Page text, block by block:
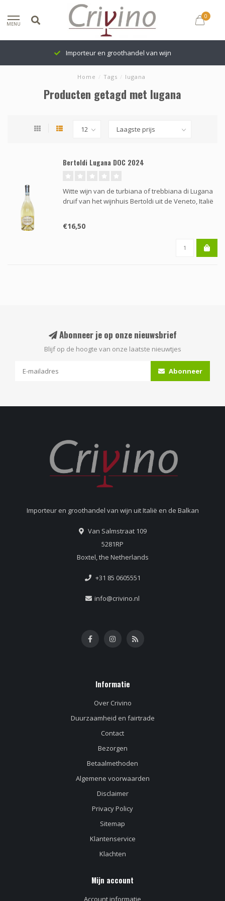
MENU
0
Importeur en groothandel van wijn
Home / Tags / lugana
Producten getagd met lugana
Bertoldi Lugana DOC 2024
Witte wijn van de turbiana of trebbiana di Lugana
druif van het wijnhuis Bertoldi uit de Veneto, Italië
€16,50
Abonneer je op onze nieuwsbrief
Blijf op de hoogte van onze laatste nieuwtjes
Abonneer
Importeur en groothandel van wijn uit Italië en de Balkan
Van Salmstraat 109
5281RP
Boxtel, the Netherlands
+31 85 0605551
info@crivino.nl
Informatie
Over Crivino
Duurzaamheid en fairtrade
Contact
Bezorgen
Betaalmethoden
Algemene voorwaarden
Disclaimer
Privacy Policy
Sitemap
Klantenservice
Klachten
Mijn account